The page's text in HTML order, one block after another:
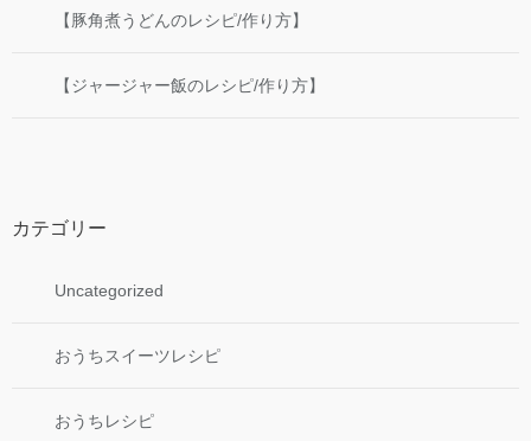
【豚角煮うどんのレシピ/作り方】
【ジャージャー飯のレシピ/作り方】
カテゴリー
Uncategorized
おうちスイーツレシピ
おうちレシピ